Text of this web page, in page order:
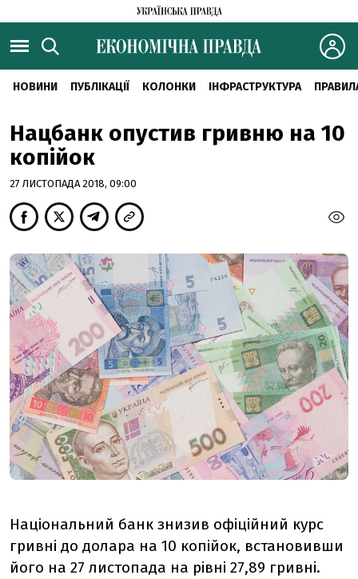
НОВИНИ ПУБЛІКАЦІЇ КОЛОНКИ ІНФРАСТРУКТУРА
Нацбанк опустив гривню на 10
копійок
27 ЛИСТОПАДА 2018, 09:00
Національний банк знизив офіційний курс
гривні до долара на 10 копійок, встановивши
його на 27 листопада на рівні 27,89 гривні.